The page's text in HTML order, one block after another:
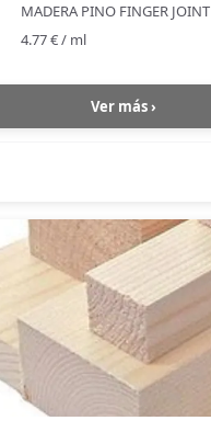
MADERA PINO FINGER JOINT
4.77 €/ ml
Ver más ›